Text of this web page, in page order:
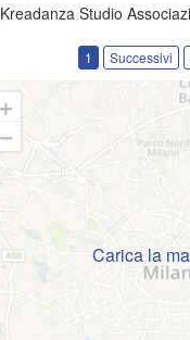
Kreadanza Studio
1 Successivi
Carica la